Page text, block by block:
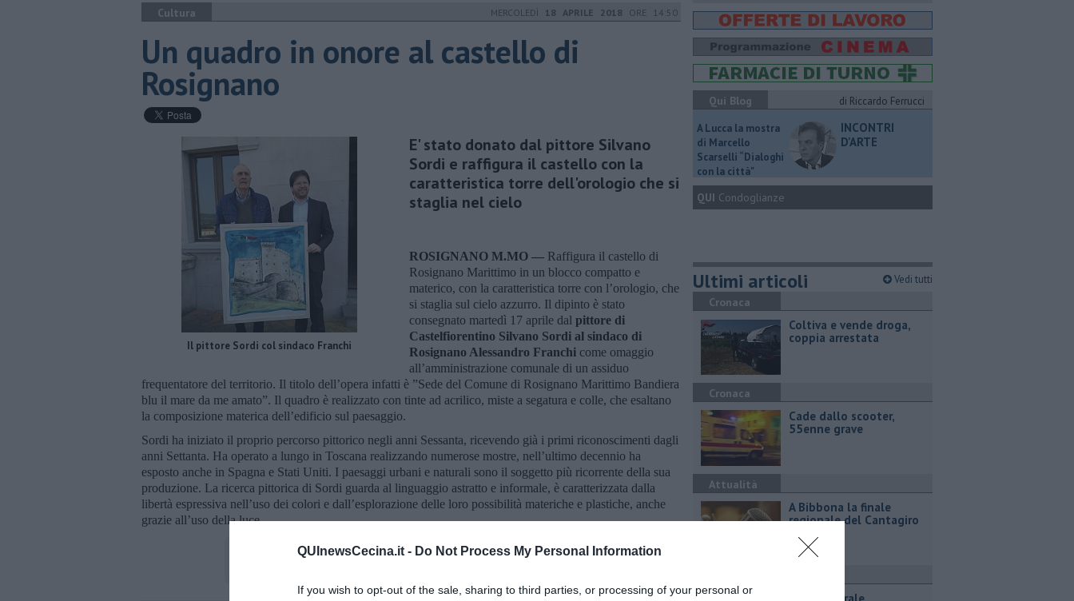
QUInewsCecina.it - Do Not Process My Personal Information
If you wish to opt-out of the sale, sharing to third parties, or processing of your personal or
Cultura MERCOLEDÌ 18 APRILE 2018 ORE 14:50
Un quadro in onore al castello di
Rosignano
Il pittore Sordi col sindaco Franchi
E' stato donato dal pittore Silvano
Sordi e raffigura il castello con la
caratteristica torre dell'orologio che si
staglia nel cielo
ROSIGNANO M.MO — Raffigura il castello di
Rosignano Marittimo in un blocco compatto e
materico, con la caratteristica torre con l’orologio, che
si staglia sul cielo azzurro. Il dipinto è stato
consegnato martedì 17 aprile dal pittore di
Castelfiorentino Silvano Sordi al sindaco di
Rosignano Alessandro Franchi come omaggio
all’amministrazione comunale di un assiduo
frequentatore del territorio. Il titolo dell’opera infatti è ”Sede del Comune di Rosignano Marittimo Bandiera
blu il mare da me amato”. Il quadro è realizzato con tinte ad acrilico, miste a segatura e colle, che esaltano
la composizione materica dell’edificio sul paesaggio.
Sordi ha iniziato il proprio percorso pittorico negli anni Sessanta, ricevendo già i primi riconoscimenti dagli
anni Settanta. Ha operato a lungo in Toscana realizzando numerose mostre, nell’ultimo decennio ha
esposto anche in Spagna e Stati Uniti. I paesaggi urbani e naturali sono il soggetto più ricorrente della sua
produzione. La ricerca pittorica di Sordi guarda al linguaggio astratto e informale, è caratterizzata dalla
libertà espressiva nell’uso dei colori e dall’esplorazione delle loro possibilità materiche e plastiche, anche
grazie all’uso della luce.
Qui Blog
di Riccardo Ferrucci
A Lucca la mostra
di Marcello
Scarselli “Dialoghi
con la città"
INCONTRI
D'ARTE
QUI Condoglianze
Ultimi articoli Vedi tutti
Cronaca
Coltiva e vende droga,
coppia arrestata
Cronaca
Cade dallo scooter,
55enne grave
Attualità
A Bibbona la finale
regionale del Cantagiro